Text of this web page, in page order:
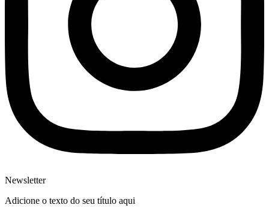
Newsletter
Adicione o texto do seu título aqui